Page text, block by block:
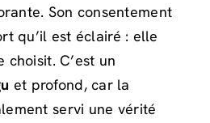
Son consentement
qu’il est éclairé : elle
choisit. C’est un
et profond, car la
servi une vérité